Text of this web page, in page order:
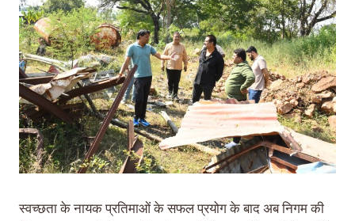
स्वच्छता के नायक प्रतिमाओं के सफल प्रयोग के बाद अब निगम की